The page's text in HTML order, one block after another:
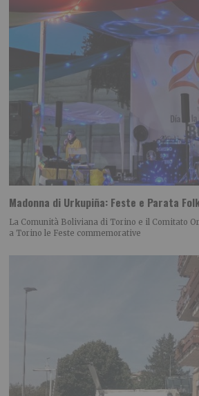
Madonna di Urkupiña: Feste e Parata
La Comunità Boliviana di Torino e il Comitato
a Torino le Feste commemorative